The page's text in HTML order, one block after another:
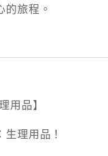
旅程。
用品】
理用品！